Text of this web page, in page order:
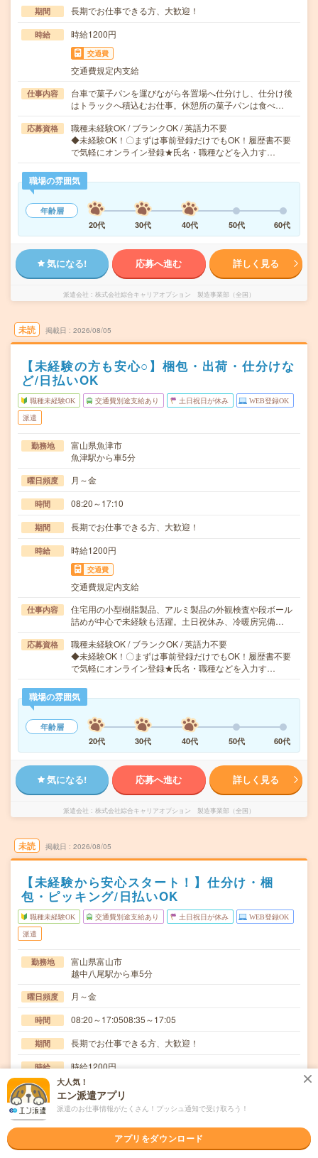
期間 長期でお仕事できる方、大歓迎！
時給 時給1200円
交通費
交通費規定内支給
仕事内容
台車で菓子パンを運びながら各置場へ仕分けし、仕分け後
はトラックへ積込むお仕事。休憩所の菓子パンは食べ…
応募資格
職種未経験OK / ブランクOK / 英語力不要
◆未経験OK！〇まずは事前登録だけでもOK！履歴書不要
で気軽にオンライン登録★氏名・職種などを入力す…
職場の雰囲気
年齢層
20代
30代 40代 50代 60代
気になる! 応募へ進む 詳しく見る
派遣会社 株式会社綜合キャリアオプション 製造事業部（全国）
未読 掲載日 2026/08/05
【未経験の方も安心○】梱包・出荷・仕分けな
ど/日払いOK
職種未経験OK 交通費別途支給あり 土日祝日が休み WEB登録OK
派遣
勤務地
富山県魚津市
魚津駅から車5分
曜日頻度 月～金
時間 08:20～17:10
期間 長期でお仕事できる方、大歓迎！
時給 時給1200円
交通費
交通費規定内支給
仕事内容
住宅用の小型樹脂製品、アルミ製品の外観検査や段ボール
詰めが中心で未経験も活躍。土日祝休み、冷暖房完備…
応募資格
職種未経験OK / ブランクOK / 英語力不要
◆未経験OK！〇まずは事前登録だけでもOK！履歴書不要
で気軽にオンライン登録★氏名・職種などを入力す…
職場の雰囲気
年齢層
20代
30代 40代 50代 60代
気になる! 応募へ進む 詳しく見る
派遣会社 株式会社綜合キャリアオプション 製造事業部（全国）
未読 掲載日 2026/08/05
【未経験から安心スタート！】仕分け・梱
包・ピッキング/日払いOK
職種未経験OK 交通費別途支給あり 土日祝日が休み WEB登録OK
派遣
勤務地
富山県富山市
越中八尾駅から車5分
曜日頻度 月～金
時間 08:20～17:0508:35～17:05
期間 長期でお仕事できる方、大歓迎！
時給 時給1200円
交通費規定内支給
仕事内容
屋内倉庫にてコネクタ、ハーネスの細かい電子部品の入出
庫作業、ピッキング作業、在庫管理業務です。非常に…
大人気！
エン派遣アプリ
派遣のお仕事情報がたくさん！プッシュ通知で受け取ろう！
アプリをダウンロード